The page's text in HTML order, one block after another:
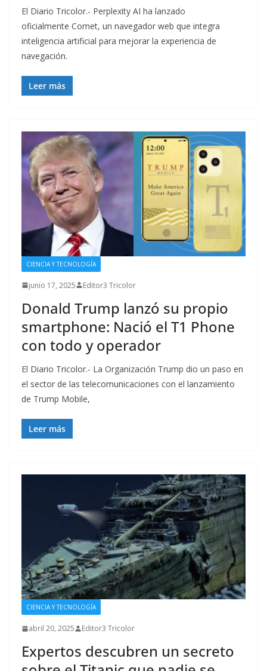
El Diario Tricolor.- Perplexity AI ha lanzado
oficialmente Comet, un navegador web que integra
inteligencia artificial para mejorar la experiencia de
navegación.
Leer más
CIENCIA Y TECNOLOGÍA
junio 17, 2025 Editor3 Tricolor
Donald Trump lanzó su propio
smartphone: Nació el T1 Phone
con todo y operador
El Diario Tricolor.- La Organización Trump dio un paso en
el sector de las telecomunicaciones con el lanzamiento
de Trump Mobile,
Leer más
CIENCIA Y TECNOLOGÍA
abril 20, 2025 Editor3 Tricolor
Expertos descubren un secreto